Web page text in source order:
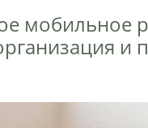
мобильное
и